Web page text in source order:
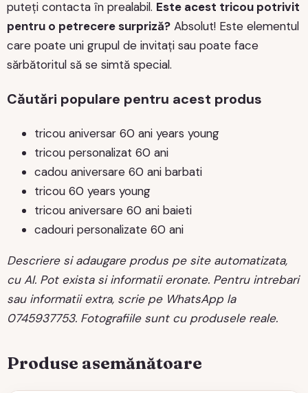
puteți contacta în prealabil. Este acest tricou potrivit
pentru o petrecere surpriză? Absolut! Este elementul
care poate uni grupul de invitați sau poate face
sărbătoritul să se simtă special.
Căutări populare pentru acest produs
tricou aniversar 60 ani years young
tricou personalizat 60 ani
cadou aniversare 60 ani barbati
tricou 60 years young
tricou aniversare 60 ani baieti
cadouri personalizate 60 ani
Descriere si adaugare produs pe site automatizata,
cu AI. Pot exista si informatii eronate. Pentru intrebari
sau informatii extra, scrie pe WhatsApp la
0745937753. Fotografiile sunt cu produsele reale.
Produse asemănătoare